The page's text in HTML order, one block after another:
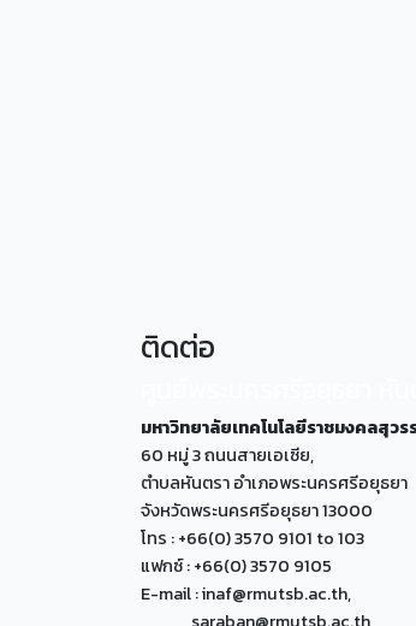
ติดต่อ
มหาวิทยาลัยเทคโนโลยีราชมงคลสุว
60 หมู่ 3 ถนนสายเอเซีย,
ตำบลหันตรา อำเภอพระนครศรีอยุธยา
จังหวัดพระนครศรีอยุธยา 13000
โทร : +66(0) 3570 9101 to 103
แฟกซ์ : +66(0) 3570 9105
E-mail : inaf@rmutsb.ac.th,